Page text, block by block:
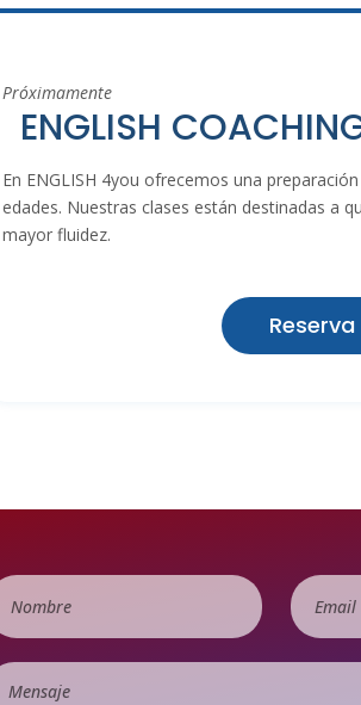
Próximamente
ENGLISH
En ENGLISH 4you ofrecemos una
edades. Nuestras clases están destinadas a
mayor fluidez.
Reserva